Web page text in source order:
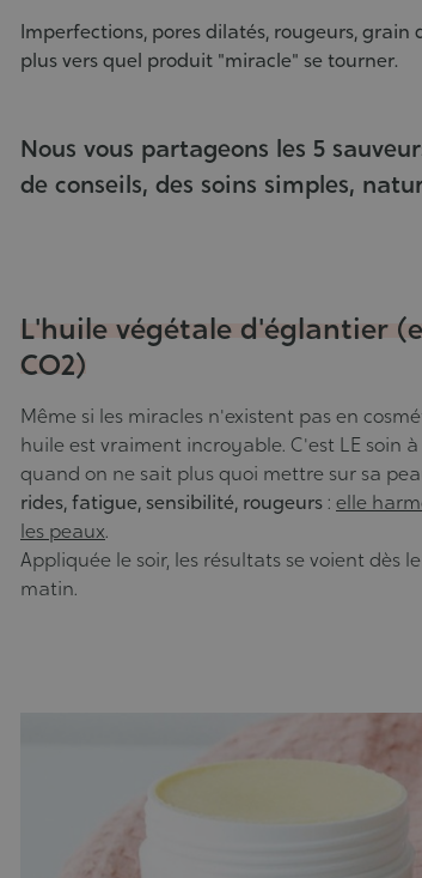
Imperfections, pores dilatés, rougeurs,
plus vers quel produit "miracle" se tourner.
Nous vous partageons les 5
de conseils, des soins simples,
L'huile végétale d'églantier
CO2)
Même si les miracles n'existent pas en
huile est vraiment incroyable. C'est LE soin
quand on ne sait plus quoi mettre sur sa
rides, fatigue, sensibilité, rougeurs: elle
les peaux.
Appliquée le soir, les résultats se voient dès
matin.